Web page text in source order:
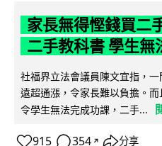
家長無得慳錢買二
二手教科書 學生無
社福界立法會議員陳文宜指，
遠超通漲，令家長難以負擔。
令學生無法完成功課，二手...
915 354 ↗ 分享